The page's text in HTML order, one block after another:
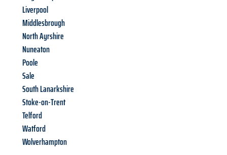
Liverpool
Middlesbrough
North Ayrshire
Nuneaton
Poole
Sale
South Lanarkshire
Stoke-on-Trent
Telford
Watford
Wolverhampton